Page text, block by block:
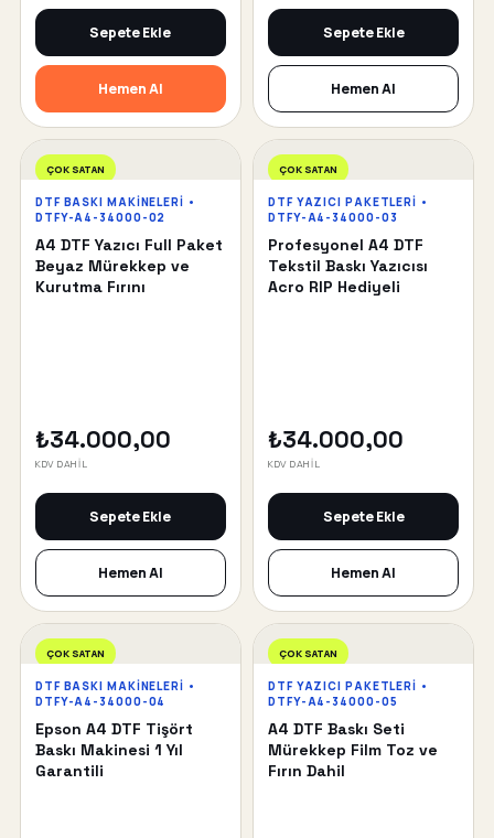
Sepete Ekle
Hemen Al
Sepete Ekle
Hemen Al
ÇOK SATAN
DTF BASKI MAKINELERI •
DTFY-A4-34000-02
A4 DTF Yazıcı Full Paket
Beyaz Mürekkep ve
Kurutma Fırını
₺34.000,00
KDV DAHİL
Sepete Ekle
Hemen Al
ÇOK SATAN
DTF YAZICI PAKETLERI •
DTFY-A4-34000-03
Profesyonel A4 DTF
Tekstil Baskı Yazıcısı
Acro RIP Hediyeli
₺34.000,00
KDV DAHİL
Sepete Ekle
Hemen Al
ÇOK SATAN
DTF BASKI MAKINELERI •
DTFY-A4-34000-04
Epson A4 DTF Tişört
Baskı Makinesi 1 Yıl
Garantili
ÇOK SATAN
DTF YAZICI PAKETLERI •
DTFY-A4-34000-05
A4 DTF Baskı Seti
Mürekkep Film Toz ve
Fırın Dahil